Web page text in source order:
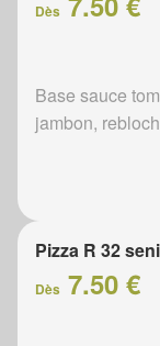
Dès
Base sauce
jambon,
Pizza R 32
Dès 7.50 €